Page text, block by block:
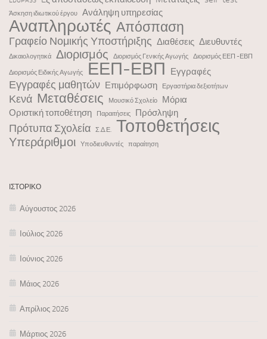
Άσκηση ιδιωτικού έργου Ανάληψη υπηρεσίας
Αναπληρωτές Απόσπαση
Γραφείο Νομικής Υποστήριξης Διαθέσεις Διευθυντές
Δικαιολογητικά Διορισμός Διορισμός Γενικής Αγωγής Διορισμός ΕΕΠ -ΕΒΠ
Διορισμός Ειδικής Αγωγής ΕΕΠ-ΕΒΠ Εγγραφές
Εγγραφές μαθητών Επιμόρφωση Εργαστήρια δεξιοτήτων
Κενά Μεταθέσεις Μουσικό Σχολείο
Μόρια
Οριστική τοποθέτηση
Παραιτήσεις Πρόσληψη
Πρότυπα Σχολεία Σ.Δ.Ε. Τοποθετήσεις
Υπεράριθμοι Υποδιευθυντές παραίτηση
ΙΣΤΟΡΙΚΌ
Αύγουστος 2026
Ιούλιος 2026
Ιούνιος 2026
Μάιος 2026
Απρίλιος 2026
Μάρτιος 2026